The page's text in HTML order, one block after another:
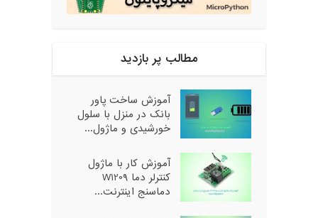
مطالب پر بازدید
آموزش ساخت پاور
بانک در منزل با سلول
خورشیدی و ماژول...
آموزش کار با ماژول
کنترلر دما W1209
دماسنج اینترنت...